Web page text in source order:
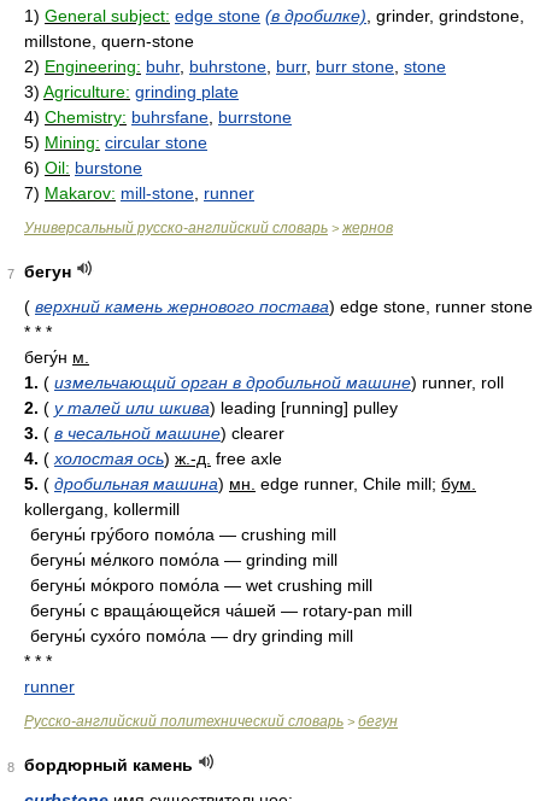
1) General subject: edge stone (в дробилке) , grinder, grindstone,
millstone, quern-stone
2) Engineering: buhr, buhrstone burr, burr stone stone
3) Agriculture: grinding plate
4) Chemistry: buhrsfane burrstone
5) Mining: circular stone
6) Oil: burstone
7) Makarov: mill-stone runner
Универсальный русско-английский словарь > жернов
7
бегун
( верхний камень жернового постава) edge stone, runner stone
* * *
бегу́н м.
1. ( измельчающий орган в дробильной машине) runner, roll
2. ( у талей или шкива) leading [running] pulley
3. ( в чесальной машине) clearer
4. ( холостая ось) ж.-д. free axle
5. ( дробильная машина) мн. edge runner, Chile mill; бум.
kollergang, kollermill
бегуны́ гру́бого помо́ла — crushing mill
бегуны́ ме́лкого помо́ла — grinding mill
бегуны́ мо́крого помо́ла — wet crushing mill
бегуны́ с враща́ющейся ча́шей — rotary-pan mill
бегуны́ сухо́го помо́ла — dry grinding mill
* * *
runner
Русско-английский политехнический словарь > бегун
8
бордюрный камень